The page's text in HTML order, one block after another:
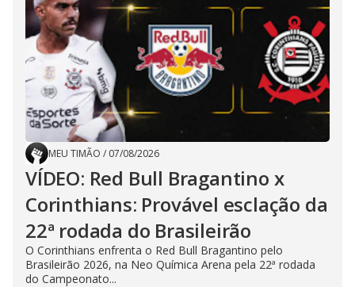
MEU TIMÃO / 07/08/2026
VÍDEO: Red Bull Bragantino x
Corinthians: Provável esclação da
22ª rodada do Brasileirão
O Corinthians enfrenta o Red Bull Bragantino pelo
Brasileirão 2026, na Neo Química Arena pela 22ª rodada
do Campeonato...